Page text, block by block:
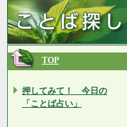
TOP
押してみて！ 今日の
「ことば占い」